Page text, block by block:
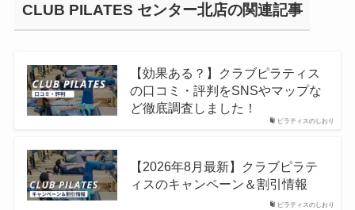
CLUB PILATES センター北店の関連記事
ピラティスのしおり
【効果ある？】クラブピラティス
の口コミ・評判をSNSやマップな
ど徹底調査しました！
ピラティスのしおり
【2026年8月最新】クラブピラテ
ィスのキャンペーン＆割引情報